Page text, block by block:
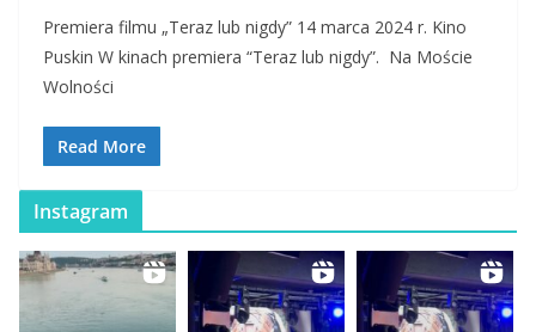
Premiera filmu „Teraz lub nigdy” 14 marca 2024 r. Kino
Puskin W kinach premiera “Teraz lub nigdy”. Na Moście
Wolności
Read More
Instagram